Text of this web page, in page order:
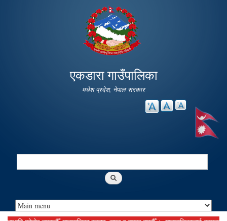
main
content
एकडारा गाउँपालिका
मधेश प्रदेश, नेपाल सरकार
Search